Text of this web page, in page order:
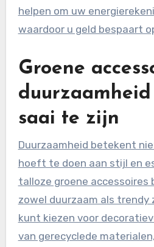
helpen om uw
waardoor u geld bespaart
Groene
saai te zijn
Duurzaamheid betekent
hoeft te doen aan stijl en
talloze groene accessoires
zowel duurzaam als trendy
kunt kiezen voor
van gerecyclede